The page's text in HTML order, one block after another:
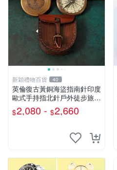
新穎禮物百貨 40
英倫復古黃銅海盜指南針印度
歐式手持指北針戶外徒步旅游
擺件
$2,080 - $2,660